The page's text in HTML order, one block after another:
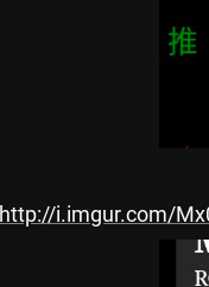
http://i.imgur.com/